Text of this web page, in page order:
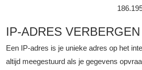
IP-ADRES VERBERGEN
Een IP-adres is je unieke adres op het
altijd meegestuurd als je gegevens